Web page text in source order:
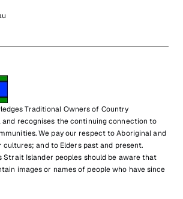
Traditional Owners of Country
recognises the continuing connection to
We pay our respect to Aboriginal and
cultures; and to Elders past and present.
Strait Islander peoples should be aware that
images or names of people who have since